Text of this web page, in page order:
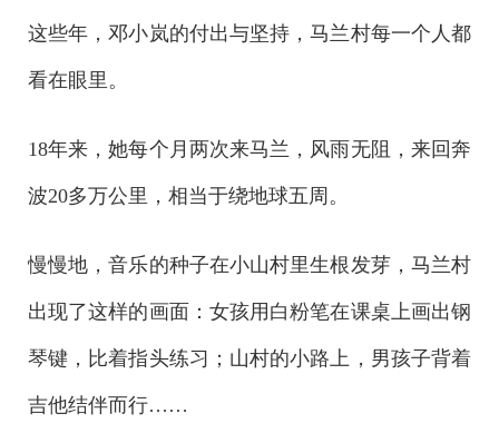
这些年，邓小岚的付出与坚持，马兰村每一个人都
看在眼里。
18年来，她每个月两次来马兰，风雨无阻，来回奔
波20多万公里，相当于绕地球五周。
慢慢地，音乐的种子在小山村里生根发芽，马兰村
出现了这样的画面：女孩用白粉笔在课桌上画出钢
琴键，比着指头练习；山村的小路上，男孩子背着
吉他结伴而行……